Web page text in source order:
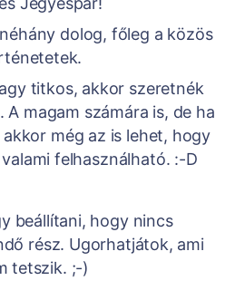
dolog, főleg a közös
titkos, akkor szeretnék
magam számára is, de ha
még az is lehet, hogy
felhasználható. :-D
beállítani, hogy nincs
rész. Ugorhatjátok, ami
tetszik. ;-)